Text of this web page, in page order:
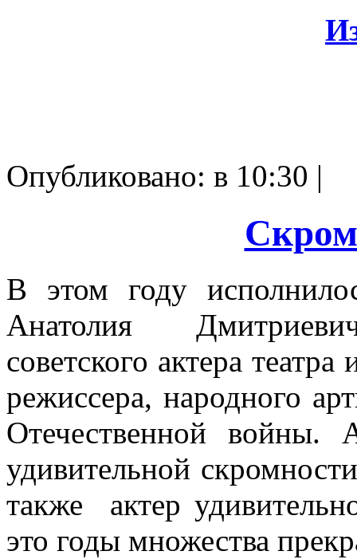
Опубликовано: в 10:30 |
В этом году
Анатолия
советского актера
режиссера, народного
Отечественной войны.
удивительной
также актер
это годы множества